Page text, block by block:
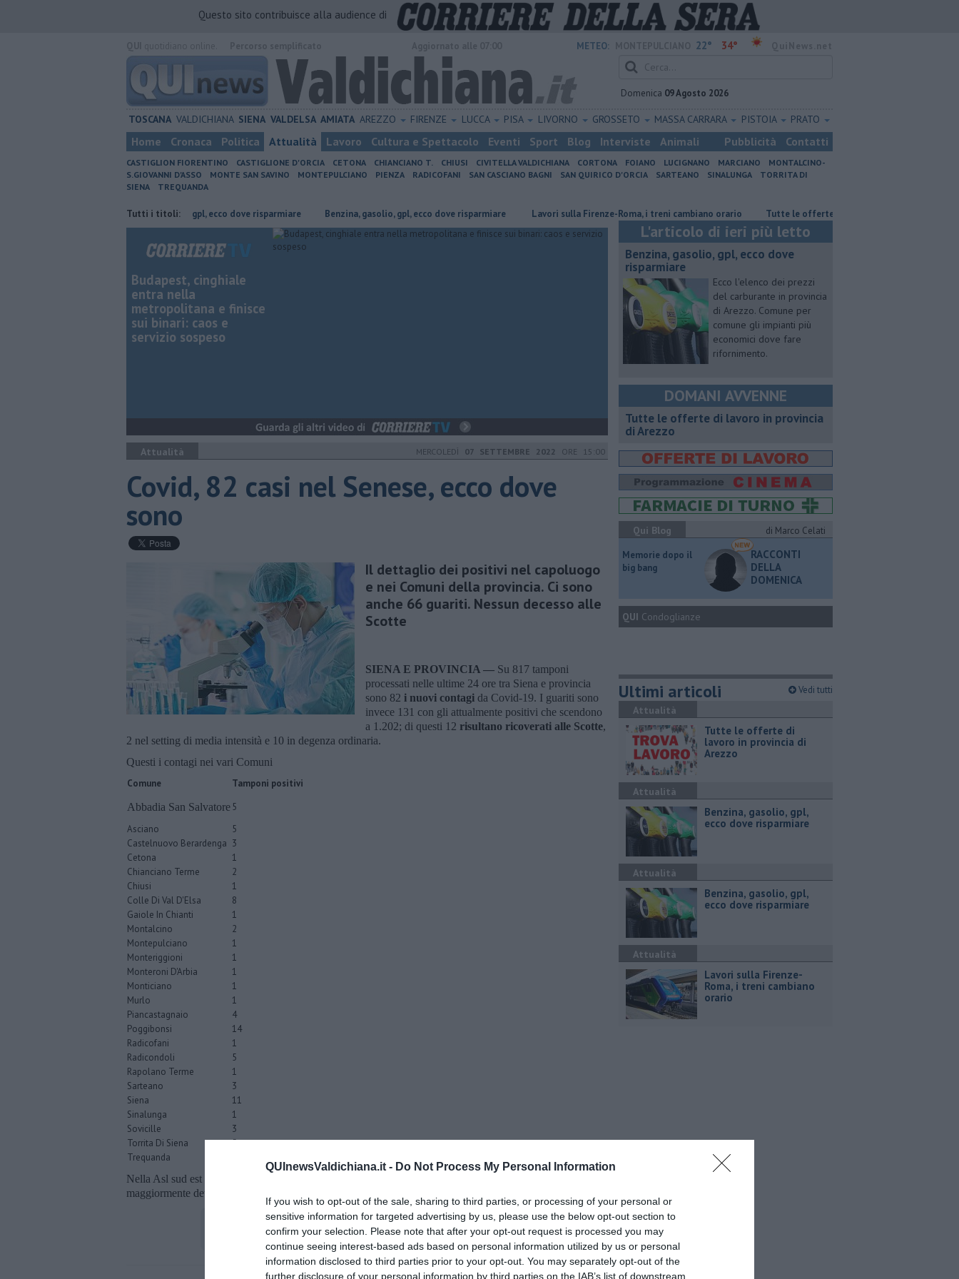
QUInewsValdichiana.it - Do Not Process My Personal Information
If you wish to opt-out of the sale, sharing to third parties, or processing of your personal or
sensitive information for targeted advertising by us, please use the below opt-out section to
confirm your selection. Please note that after your opt-out request is processed you may
continue seeing interest-based ads based on personal information utilized by us or personal
information disclosed to third parties prior to your opt-out. You may separately opt-out of the
further disclosure of your personal information by third parties on the IAB’s list of downstream
Questo sito contribuisce alla audience di
METEO: 22° 34°
Domenica 09 Agosto 2026
TOSCANA VALDICHIANA SIENA VALDELSA AMIATA AREZZO FIRENZE LUCCA PISA LIVORNO GROSSETO MASSA CARRARA PISTOIA PRATO
Home Cronaca Politica Attualità Lavoro Cultura e Spettacolo Eventi Sport Blog Interviste Animali Pubblicità Contatti
CASTIGLION FIORENTINO CASTIGLIONE D'ORCIA CETONA CHIANCIANO T. CHIUSI CIVITELLA VALDICHIANA CORTONA FOIANO LUCIGNANO MARCIANO
MONTALCINO-
S.GIOVANNI D'ASSO
MONTE SAN SAVINO MONTEPULCIANO PIENZA RADICOFANI SAN CASCIANO BAGNI SAN QUIRICO D'ORCIA SARTEANO SINALUNGA
TORRITA DI
SIENA
TREQUANDA
Tutti i titoli:
​Benzina, gasolio, gpl, ecco dove risparmiare ​Benzina, gasolio, gpl, ecco dove risparmiare Lavori sulla Firenze-Roma, i treni cambiano orario ​Tutte le offerte di lavoro in provincia di Arezzo
Budapest, cinghiale
entra nella
metropolitana e finisce
sui binari: caos e
servizio sospeso
Attualità MERCOLEDÌ 07 SETTEMBRE 2022 ORE 15:00
Covid, 82 casi nel Senese, ecco dove
sono
Il dettaglio dei positivi nel capoluogo
e nei Comuni della provincia. Ci sono
anche 66 guariti. Nessun decesso alle
Scotte
SIENA E PROVINCIA — Su 817 tamponi
processati nelle ultime 24 ore tra Siena e provincia
sono 82 i nuovi contagi da Covid-19. I guariti sono
invece 131 con gli attualmente positivi che scendono
a 1.202; di questi 12 risultano ricoverati alle Scotte,
2 nel setting di media intensità e 10 in degenza ordinaria.
Questi i contagi nei vari Comuni
Comune
Tamponi positivi
Abbadia San Salvatore5
Asciano
5
Castelnuovo Berardenga 3
Cetona
1
Chianciano Terme
2
Chiusi
1
Colle Di Val D'Elsa
8
Gaiole In Chianti
1
Montalcino
2
Montepulciano
1
Monteriggioni
1
Monteroni D'Arbia
1
Monticiano
1
Murlo
1
Piancastagnaio
4
Poggibonsi
14
Radicofani
1
Radicondoli
5
Rapolano Terme
1
Sarteano
3
Siena
11
Sinalunga
1
Sovicille
3
Torrita Di Siena
5
Trequanda
Nella Asl sud est i casi sono 275, per vedere la situazione regionale
maggiormente dettagliato rispetto alle anticipazioni di questa mattina.
L'articolo di ieri più letto
​Benzina, gasolio, gpl, ecco dove
risparmiare
Ecco l'elenco dei prezzi
del carburante in provincia
di Arezzo. Comune per
comune gli impianti più
economici dove fare
rifornimento.
DOMANI AVVENNE
​Tutte le offerte di lavoro in provincia
di Arezzo
Qui Blog
di Marco Celati
Memorie dopo il
big bang
RACCONTI
DELLA
DOMENICA
QUI Condoglianze
Ultimi articoli Vedi tutti
Attualità
​Tutte le offerte di
lavoro in provincia di
Arezzo
Attualità
​Benzina, gasolio, gpl,
ecco dove risparmiare
Attualità
​Benzina, gasolio, gpl,
ecco dove risparmiare
Attualità
Lavori sulla Firenze-
Roma, i treni cambiano
orario